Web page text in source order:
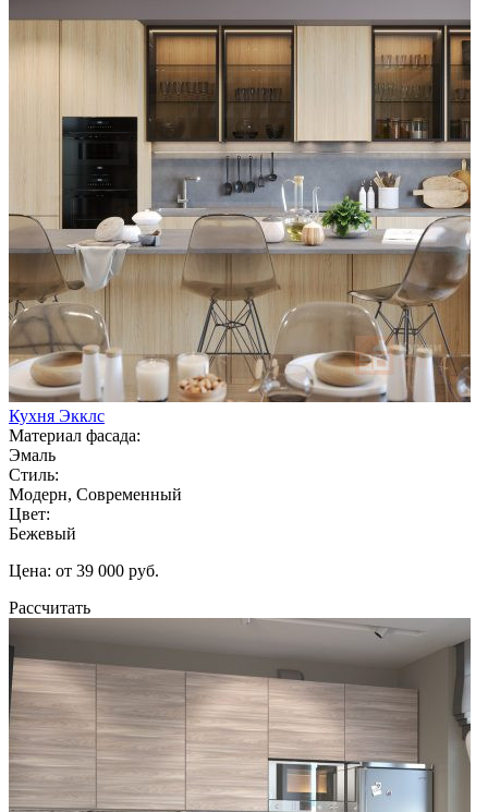
Кухня Экклс
Материал фасада:
Эмаль
Стиль:
Модерн, Современный
Цвет:
Бежевый
Цена: от 39 000 руб.
Рассчитать